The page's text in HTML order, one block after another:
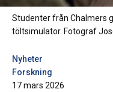
Studenter från Chalmers
töltsimulator. Fotograf
Nyheter
Forskning
17 mars 2026